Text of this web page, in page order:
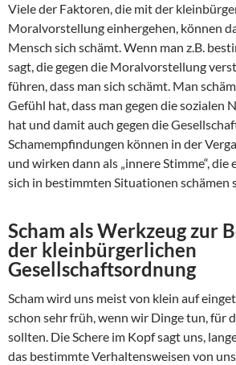
Viele der Faktoren, die mit der
Moralvorstellung einhergehen, können
Mensch sich schämt. Wenn man z.B.
sagt, die gegen die Moralvorstellung
führen, dass man sich schämt. Man
Gefühl hat, dass man gegen die sozialen
hat und damit auch gegen die
Schamempfindungen können in der
und wirken dann als „innere Stimme“, die
sich in bestimmten Situationen schämen
Scham als Werkzeug zur
der kleinbürgerlichen
Gesellschaftsordnung
Scham wird uns meist von klein auf
schon sehr früh, wenn wir Dinge tun, für
sollten. Die Schere im Kopf sagt uns,
das bestimmte Verhaltensweisen von